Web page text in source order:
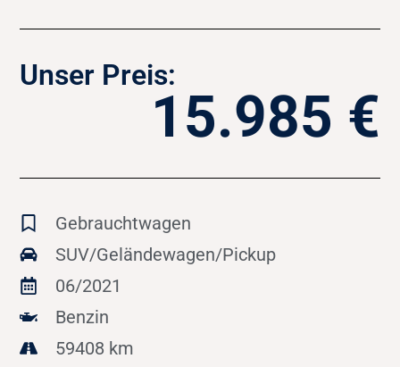
Unser Preis:
15.985 €
Gebrauchtwagen
SUV/Geländewagen/Pickup
06/2021
Benzin
59408 km